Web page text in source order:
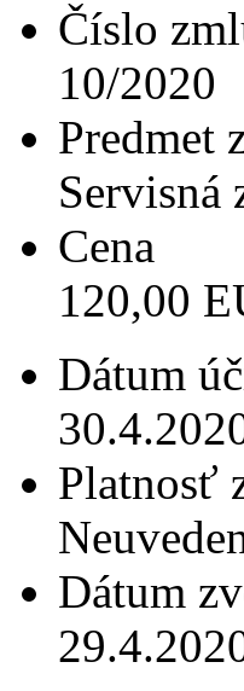
Číslo
10/2020
Predmet
Servisná
Cena
120,00
Dátum
Platnosť
Dátum